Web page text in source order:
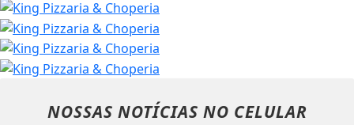
NOSSAS NOTÍCIAS NO CELULAR